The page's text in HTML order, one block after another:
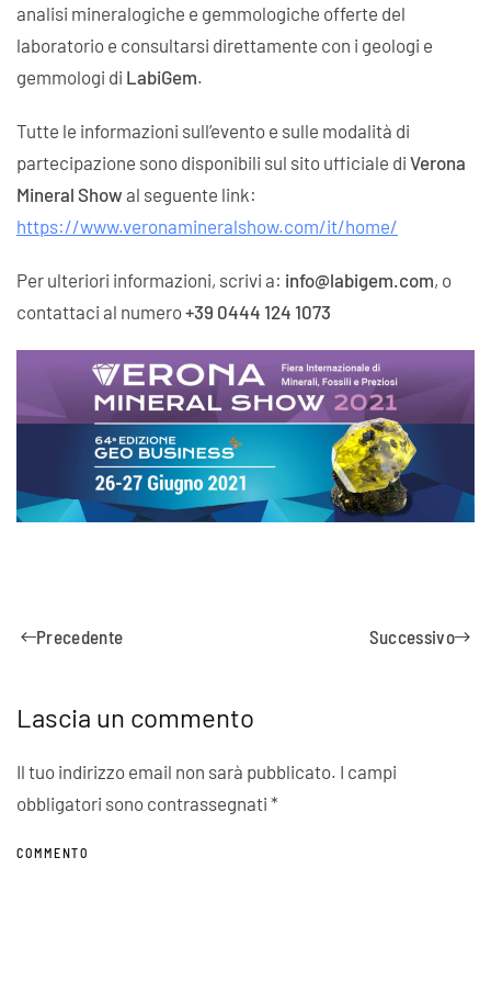
analisi mineralogiche e gemmologiche offerte del
laboratorio e consultarsi direttamente con i geologi e
gemmologi di LabiGem.
Tutte le informazioni sull’evento e sulle modalità di
partecipazione sono disponibili sul sito ufficiale di Verona
Mineral Show al seguente link:
https://www.veronamineralshow.com/it/home/
Per ulteriori informazioni, scrivi a: info@labigem.com, o
contattaci al numero+39 0444 124 1073
Precedente Successivo
Lascia un commento
Il tuo indirizzo email non sarà pubblicato. I campi
obbligatori sono contrassegnati *
COMMENTO